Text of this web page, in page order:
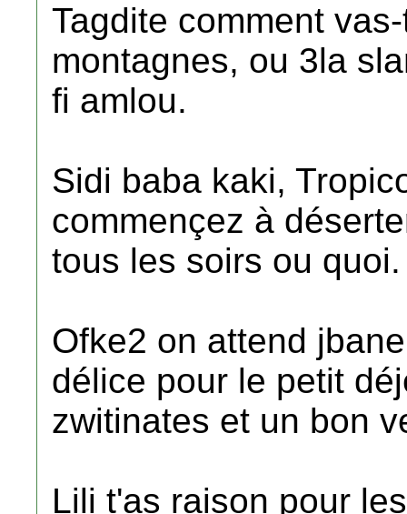
Tagdite comment
montagnes, ou 3la
fi amlou.
Sidi baba kaki,
commençez à
tous les soirs ou quoi.
Ofke2 on attend
délice pour le petit
zwitinates et un bon
Lili t'as raison pour